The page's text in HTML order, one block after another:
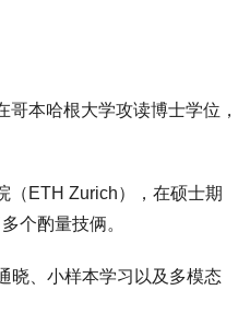
本哈根大学攻读博士学位，
（ETH Zurich），在硕士期
个酌量技俩。
晓、小样本学习以及多模态